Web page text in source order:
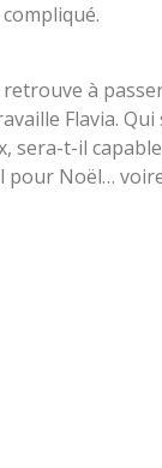
retrouve à
Flavia.
sera-t-il
pour Noël…